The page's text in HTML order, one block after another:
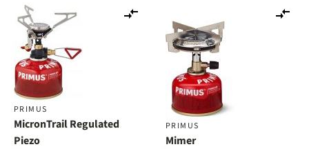
PRIMUS
MicronTrail Regulated
Piezo
vertailuun
PRIMUS
Mimer